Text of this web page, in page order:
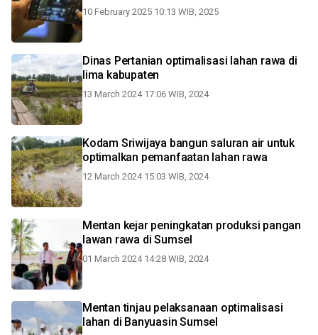
10 February 2025 10:13 WIB, 2025
Dinas Pertanian optimalisasi lahan rawa di
lima kabupaten
13 March 2024 17:06 WIB, 2024
Kodam Sriwijaya bangun saluran air untuk
optimalkan pemanfaatan lahan rawa
12 March 2024 15:03 WIB, 2024
Mentan kejar peningkatan produksi pangan
lawan rawa di Sumsel
01 March 2024 14:28 WIB, 2024
Mentan tinjau pelaksanaan optimalisasi
lahan di Banyuasin Sumsel